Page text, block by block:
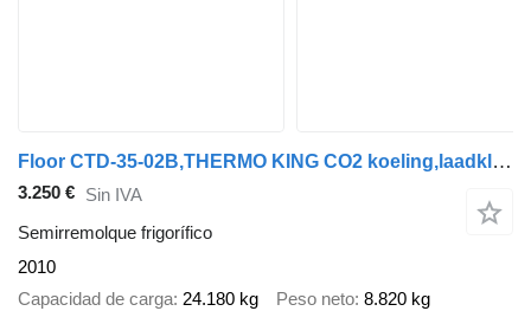
Floor CTD-35-02B,THERMO KING CO2 koeling,laadklep,lzv,gestuurd,BPW tro
3.250 € Sin IVA
Semirremolque frigorífico
2010
Capacidad de carga 24.180 kg Peso neto 8.820 kg